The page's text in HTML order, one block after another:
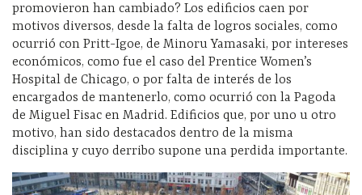
promovieron han cambiado? Los edificios caen por
motivos diversos, desde la falta de logros sociales, como
ocurrió con Pritt-Igoe, de Minoru Yamasaki, por intereses
económicos, como fue el caso del Prentice Women’s
Hospital de Chicago, o por falta de interés de los
encargados de mantenerlo, como ocurrió con la Pagoda
de Miguel Fisac en Madrid. Edificios que, por uno u otro
motivo, han sido destacados dentro de la misma
disciplina y cuyo derribo supone una perdida importante.